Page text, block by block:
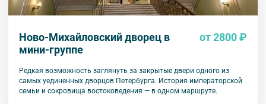
Ново-Михайловский дворец в
мини-группе
от 2800 ₽
Редкая возможность заглянуть за закрытые двери одного из
самых уединенных дворцов Петербурга. История императорской
семьи и сокровища востоковедения — в одном маршруте.